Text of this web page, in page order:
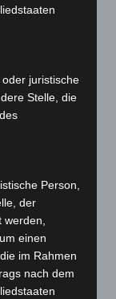
juristische
Stelle, die
Person,
der
einen
im Rahmen
nach dem